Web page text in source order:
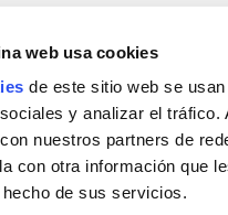
web usa cookies
de este sitio web se
y analizar el
nuestros partners de
con otra información que
de sus servicios.
Renting
Sharing for
Mobility for Business
Sharing para